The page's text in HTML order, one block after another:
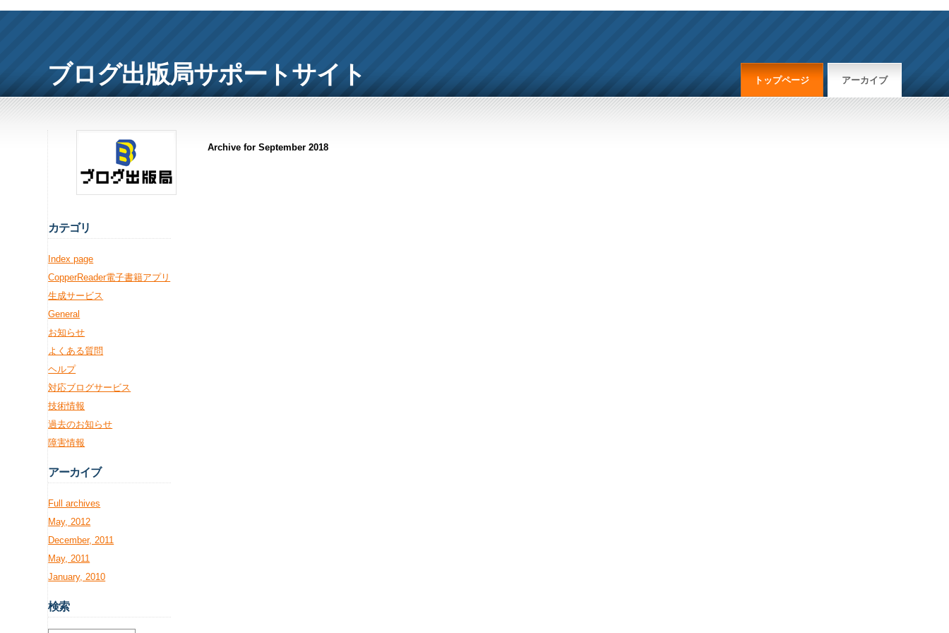
ブログ出版局サポートサイト トップページ アーカイブ
Archive for September 2018
カテゴリ
Index page
CopperReader電子書籍アプリ
生成サービス
General
お知らせ
よくある質問
ヘルプ
対応ブログサービス
技術情報
過去のお知らせ
障害情報
アーカイブ
Full archives
May, 2012
December, 2011
May, 2011
January, 2010
検索